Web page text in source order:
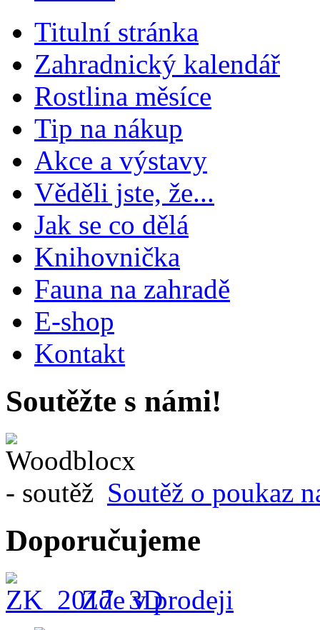
Titulní stránka
Zahradnický kalendář
Rostlina měsíce
Tip na nákup
Akce a výstavy
Věděli jste, že...
Jak se co dělá
Knihovnička
Fauna na zahradě
E-shop
Kontakt
Soutěžte s námi!
Soutěž o poukaz
Doporučujeme
Zde v prodeji